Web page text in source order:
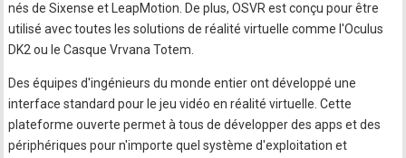
nés de Sixense et LeapMotion. De plus, OSVR est conçu pour être
utilisé avec toutes les solutions de réalité virtuelle comme l'Oculus
DK2 ou le Casque Vrvana Totem.
Des équipes d'ingénieurs du monde entier ont développé une
interface standard pour le jeu vidéo en réalité virtuelle. Cette
plateforme ouverte permet à tous de développer des apps et des
périphériques pour n'importe quel système d'exploitation et